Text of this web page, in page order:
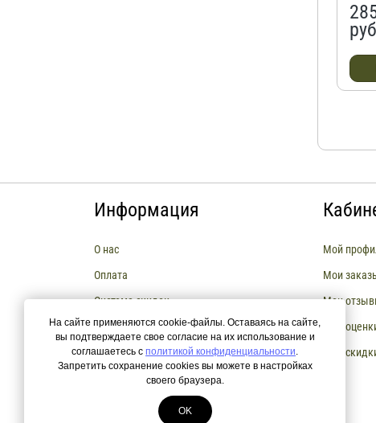
Информация
О нас
Оплата
Система скидок
Сборка мебели
Возврат и Обмен товара
РАССРОЧКА И КРЕДИТЫ
Мой
Мои
Мои
Мои
Мои
На сайте применяются cookie-файлы. Оставаясь на сайте,
вы подтверждаете свое согласие на их использование и
соглашаетесь с политикой конфиденциальности.
Запретить сохранение cookies вы можете в настройках
своего браузера.
OK